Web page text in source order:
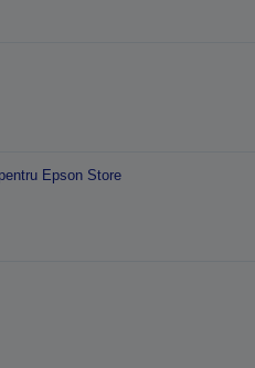
Epson Store